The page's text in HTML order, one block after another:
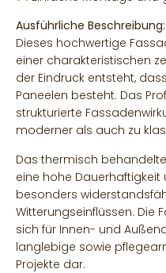
Ausführliche Beschreibung:
Dieses hochwertige
einer charakteristischen
der Eindruck entsteht,
Paneelen besteht. Das
strukturierte
moderner als auch zu
Das thermisch
eine hohe
besonders
Witterungseinflüssen. Die
sich für Innen- und
langlebige sowie
Projekte dar.